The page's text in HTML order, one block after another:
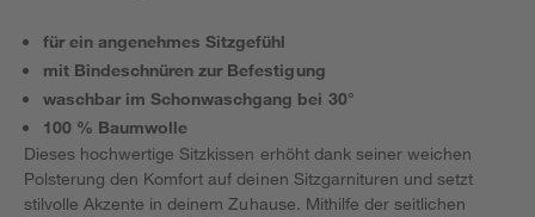
für ein angenehmes Sitzgefühl
mit Bindeschnüren zur Befestigung
waschbar im Schonwaschgang bei 30°
100 % Baumwolle
Dieses hochwertige Sitzkissen erhöht dank seiner weichen
Polsterung den Komfort auf deinen Sitzgarnituren und setzt
stilvolle Akzente in deinem Zuhause. Mithilfe der seitlichen